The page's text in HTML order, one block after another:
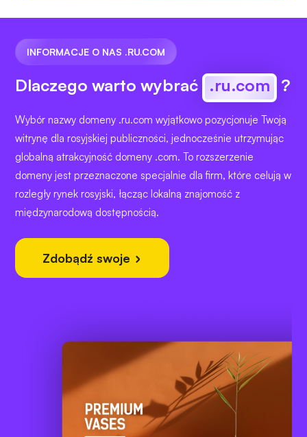
INFORMACJE O NAS .RU.COM
Dlaczego warto wybrać .ru.com ?
Wybór nazwy domeny .ru.com wyjątkowo pozycjonuje Twoją
witrynę dla rosyjskiej publiczności, jednocześnie utrzymując
globalną atrakcyjność domeny .com. To rozszerzenie
domeny jest przeznaczone specjalnie dla firm, które celują w
rozległy rynek rosyjski, łącząc lokalną znajomość z
międzynarodową dostępnością.
Zdobądź swoje